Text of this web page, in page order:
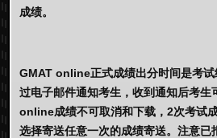
成绩。
GMAT online正式成绩出分时间是考
过电子邮件通知考生，收到通知后考生
online成绩不可取消和下载，2次考试
选择寄送任意一次的成绩寄送。注意已